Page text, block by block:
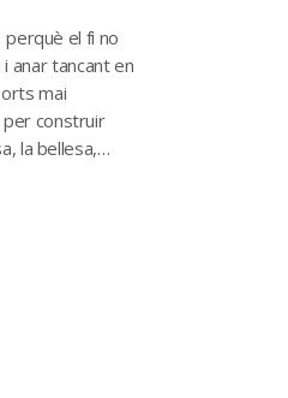
perquè el fi no
anar tancant en
mai
per construir
la bellesa,